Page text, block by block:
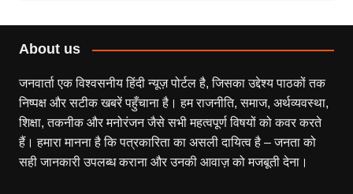
About us
जनवार्ता एक विश्वसनीय हिंदी न्यूज़ पोर्टल है, जिसका उद्देश्य पाठकों तक
निष्पक्ष और सटीक खबरें पहुँचाना है। हम राजनीति, समाज, अर्थव्यवस्था,
शिक्षा, तकनीक और मनोरंजन जैसे सभी महत्वपूर्ण विषयों को कवर करते
हैं। हमारा मानना है कि पत्रकारिता का असली दायित्व है – जनता को
सही जानकारी उपलब्ध कराना और उनकी आवाज़ को मजबूती देना।